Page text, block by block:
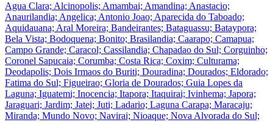
Agua Clara; Alcinopolis; Amambai; Amandina; Anastacio;
Anaurilandia; Angelica; Antonio Joao; Aparecida do Taboado;
Aquidauana; Aral Moreira; Bandeirantes; Bataguassu; Bataypora;
Bela Vista; Bodoquena; Bonito; Brasilandia; Caarapo; Camapua;
Campo Grande; Caracol; Cassilandia; Chapadao do Sul; Corguinho;
Coronel Sapucaia; Corumba; Costa Rica; Coxim; Culturama;
Deodapolis; Dois Irmaos do Buriti; Douradina; Dourados; Eldorado;
Fatima do Sul; Figueirao; Gloria de Dourados; Guia Lopes da
Laguna; Iguatemi; Inocencia; Itapora; Itaquirai; Ivinhema; Japora;
Jaraguari; Jardim; Jatei; Juti; Ladario; Laguna Carapa; Maracaju;
Miranda; Mundo Novo; Navirai; Nioaque; Nova Alvorada do Sul;